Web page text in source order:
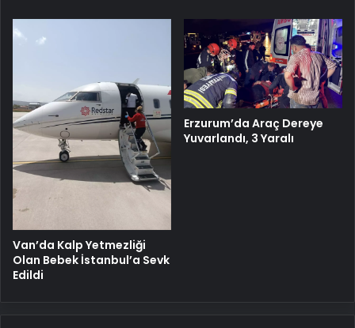
Van’da Kalp Yetmezliği
Olan Bebek İstanbul’a Sevk
Edildi
Erzurum’da Araç Dereye
Yuvarlandı, 3 Yaralı